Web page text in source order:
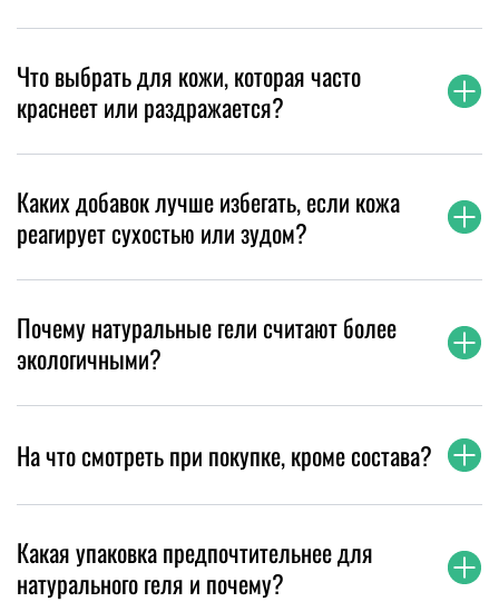
Что выбрать для кожи, которая часто
краснеет или раздражается?
Каких добавок лучше избегать, если кожа
реагирует сухостью или зудом?
Почему натуральные гели считают более
экологичными?
На что смотреть при покупке, кроме состава?
Какая упаковка предпочтительнее для
натурального геля и почему?